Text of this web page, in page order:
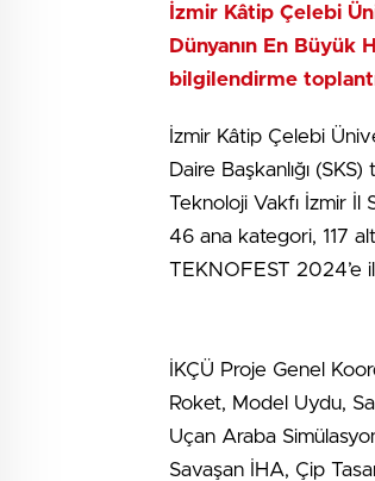
İzmir Kâtip Çelebi
Dünyanın En Büyük
bilgilendirme
İzmir Kâtip Çelebi
Daire Başkanlığı
Teknoloji Vakfı İzmir İl
46 ana kategori, 117
TEKNOFEST 2024’e
İKÇÜ Proje Genel
Roket, Model Uydu,
Uçan Araba
Savaşan İHA, Çip